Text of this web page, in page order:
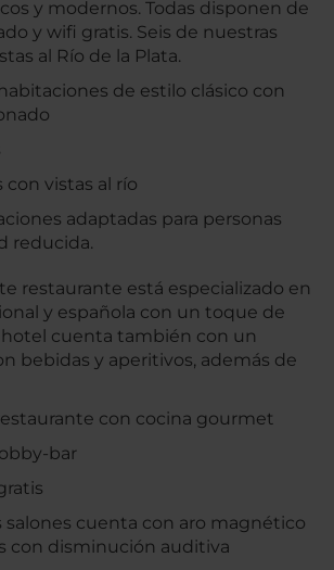
y modernos. Todas disponen de
y wifi gratis. Seis de nuestras
al Río de la Plata.
de estilo clásico con
con vistas al río
adaptadas para personas
reducida.
restaurante está especializado en
y española con un toque de
cuenta también con un
bebidas y aperitivos, además de
con cocina gourmet
bar
salones cuenta con aro magnético
con disminución auditiva